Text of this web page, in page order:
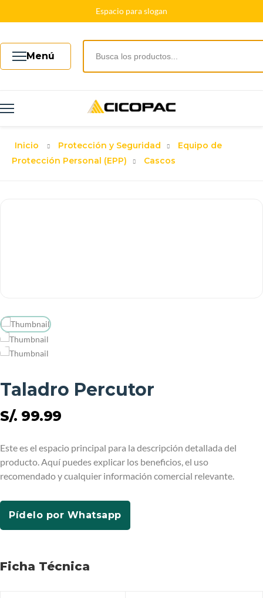
Espacio para slogan
Menú
Inicio Protección y Seguridad
Equipo de
Protección Personal (EPP)
Cascos
Taladro Percutor
S/. 99.99
Este es el espacio principal para la descripción detallada del
producto. Aquí puedes explicar los beneficios, el uso
recomendado y cualquier información comercial relevante.
Pídelo por Whatsapp
Ficha Técnica